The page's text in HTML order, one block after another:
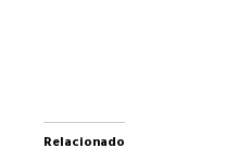
Relacionado